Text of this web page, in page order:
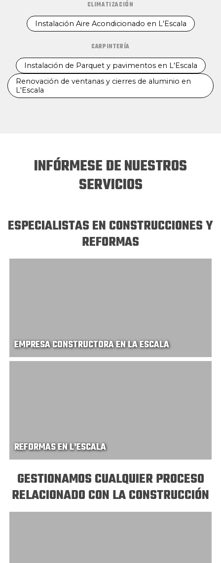
CLIMATIZACIÓN
Instalación Aire Acondicionado en L'Escala
CARPINTERÍA
Instalación de Parquet y pavimentos en L'Escala
Renovación de ventanas y cierres de aluminio en
L'Escala
INFÓRMESE DE NUESTROS
SERVICIOS
ESPECIALISTAS EN CONSTRUCCIONES Y
REFORMAS
EMPRESA CONSTRUCTORA EN LA ESCALA
REFORMAS EN L'ESCALA
GESTIONAMOS CUALQUIER PROCESO
RELACIONADO CON LA CONSTRUCCIÓN